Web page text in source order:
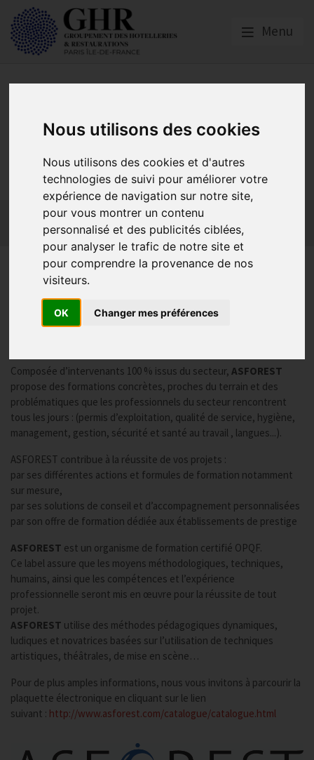
Nous utilisons des cookies
Nous utilisons des cookies et d'autres
technologies de suivi pour améliorer votre
expérience de navigation sur notre site,
pour vous montrer un contenu
personnalisé et des publicités ciblées,
pour analyser le trafic de notre site et
pour comprendre la provenance de nos
visiteurs.
OK Changer mes préférences
Menu
GHR PARIS ÎLE-DE-
FRANCE
Actualités Qui sommes-nous ?
GHR National
Partenaires
Contact adhésion
Asforest
Créée en 1975, ASFORESTest une association de formation
continue et de conseil exclusivement dédiée aux métiers de
Composée d’intervenants 100 % issus du secteur, ASFOREST
propose des formations concrètes, proches du terrain et des
problématiques que les professionnels du secteur rencontrent
tous les jours : (permis d’exploitation, qualité de service, hygiène,
management, gestion, sécurité et santé au travail , langues...).
ASFOREST contribue à la réussite de vos projets :
par ses différentes actions et formules de formation notamment
sur mesure,
par ses solutions de conseil et d’accompagnement personnalisées
par son offre de formation dédiée aux établissements de prestige
ASFOREST est un organisme de formation certifié OPQF.
Ce label assure que les moyens méthodologiques, techniques,
humains, ainsi que les compétences et l’expérience
professionnelle seront mis en œuvre pour la réussite de tout
projet.
ASFOREST utilise des méthodes pédagogiques dynamiques,
ludiques et novatrices basées sur l’utilisation de techniques
artistiques, théâtrales, de mise en scène…
Pour de plus amples informations, nous vous invitons à parcourir la
plaquette électronique en cliquant sur le lien
suivant : http://www.asforest.com/catalogue/catalogue.html